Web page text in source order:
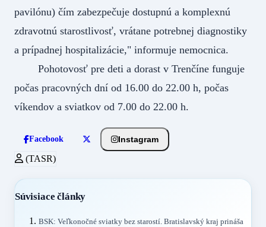
pavilónu) čím zabezpečuje dostupnú a komplexnú
zdravotnú starostlivosť, vrátane potrebnej diagnostiky
a prípadnej hospitalizácie," informuje nemocnica.
Pohotovosť pre deti a dorast v Trenčíne funguje
počas pracovných dní od 16.00 do 22.00 h, počas
víkendov a sviatkov od 7.00 do 22.00 h.
Facebook Instagram
(TASR)
Súvisiace články
BSK: Veľkonočné sviatky bez starostí. Bratislavský kraj prináša